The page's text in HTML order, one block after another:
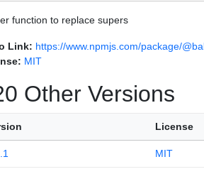
function to replace supers
Link: https://www.npmjs.com/package/
MIT
Other Versions
License
MIT